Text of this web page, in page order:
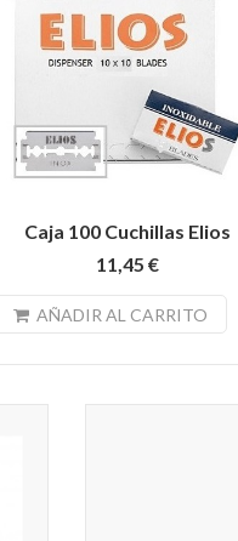
Caja 100 Cuchillas Elios
11,45 €
AÑADIR AL CARRITO